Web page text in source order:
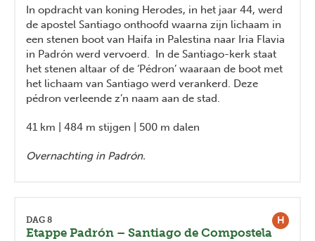
In opdracht van koning Herodes, in het jaar 44, werd
de apostel Santiago onthoofd waarna zijn lichaam in
een stenen boot van Haifa in Palestina naar Iria Flavia
in Padrón werd vervoerd. In de Santiago-kerk staat
het stenen altaar of de ‘Pédron’ waaraan de boot met
het lichaam van Santiago werd verankerd. Deze
pédron verleende z’n naam aan de stad.
41 km | 484 m stijgen | 500 m dalen
Overnachting in Padrón.
H
DAG 8
Etappe Padrón – Santiago de Compostela